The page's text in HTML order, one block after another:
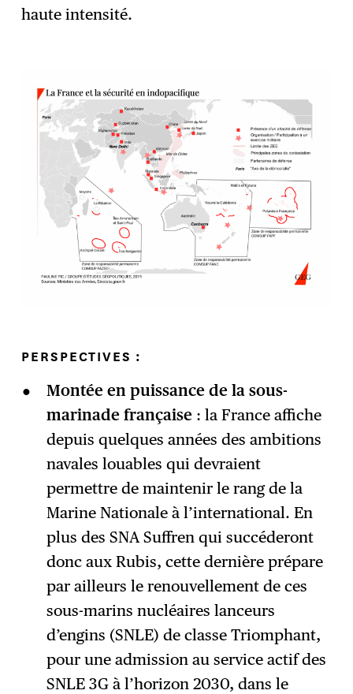
haute intensité.
PERSPECTIVES :
Montée en puissance de la sous-
marinade française: la France affiche
depuis quelques années des ambitions
navales louables qui devraient
permettre de maintenir le rang de la
Marine Nationale à l’international. En
plus des SNA Suffren qui succéderont
donc aux Rubis, cette dernière prépare
par ailleurs le renouvellement de ces
sous-marins nucléaires lanceurs
d’engins (SNLE) de classe Triomphant,
pour une admission au service actif des
SNLE 3G à l’horizon 2030, dans le